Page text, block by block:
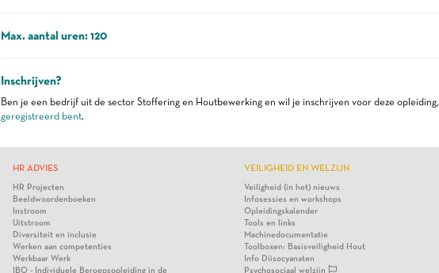
Max. aantal uren: 120
Inschrijven?
Ben je een bedrijf uit de sector Stoffering en Houtbewerking en wil je inschrijven voor deze opleiding,
geregistreerd bent.
HR ADVIES
HR Projecten
Beeldwoordenboeken
Instroom
Uitstroom
Diversiteit en inclusie
Werken aan competenties
Werkbaar Werk
IBO - Individuele Beroepsopleiding in de
VEILIGHEID EN WELZIJN
Veiligheid (in het) nieuws
Infosessies en workshops
Opleidingskalender
Tools en links
Machinedocumentatie
Toolboxen: Basisveiligheid Hout
Info Diisocyanaten
Psychosociaal welzijn